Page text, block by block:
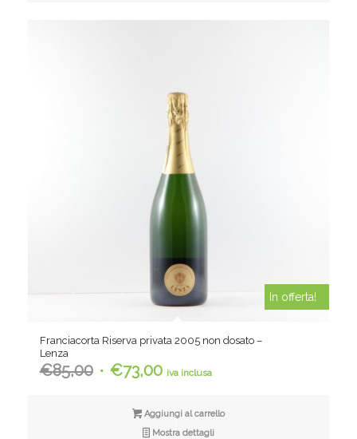
Franciacorta Riserva privata 2005 non dosato –
Lenza
€85,00 Il
originale
€73,00Il
attuale
è:
iva inclusa
In offerta!
Aggiungi al carrello
Mostra dettagli